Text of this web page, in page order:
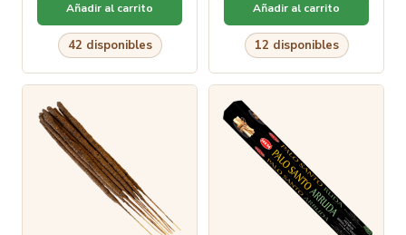
Añadir al carrito
42 disponibles
Añadir al carrito
12 disponibles